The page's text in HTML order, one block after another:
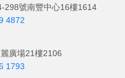
298號南豐中心16樓1614
4872
廣場21樓2106
1793